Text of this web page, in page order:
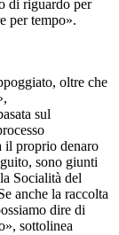
di riguardo per
per tempo».
oltre che
sul
il proprio denaro
sono giunti
Socialità del
anche la raccolta
dire di
sottolinea